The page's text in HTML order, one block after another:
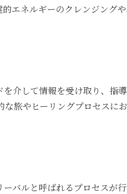
エネルギーのクレンジング
介して情報を受け取り、指
旅やヒーリングプロセスに
バルと呼ばれるプロセスが